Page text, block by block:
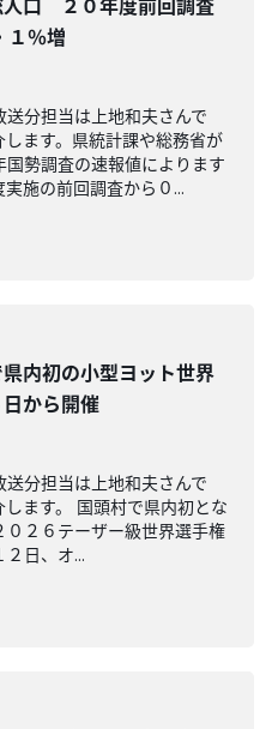
人口 ２０年度前回調査
１％増
分担当は上地和夫さんで
ます。県統計課や総務省が
勢調査の速報値によります
施の前回調査から０...
内初の小型ヨット世界
から開催
分担当は上地和夫さんで
ます。 国頭村で県内初とな
２６テーザー級世界選手権
日、オ...